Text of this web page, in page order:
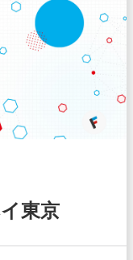
東京